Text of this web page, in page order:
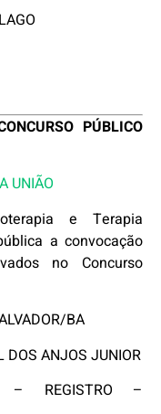
PÚBLICO
UNIÃO
e Terapia
a convocação
no Concurso
BA
ANJOS JUNIOR
– REGISTRO –